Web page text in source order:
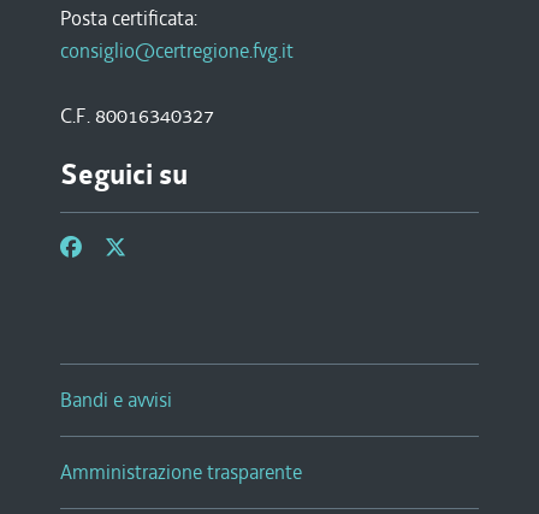
Posta certificata:
consiglio@certregione.fvg.it
C.F. 80016340327
Seguici su
Bandi e avvisi
Amministrazione trasparente